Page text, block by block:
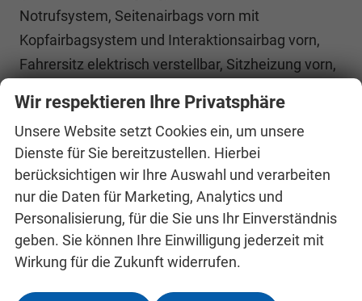
Notrufsystem, Seitenairbags vorn mit
Kopfairbagsystem und Interaktionsairbag vorn,
Fahrersitz elektrisch verstellbar, Sitzheizung vorn,
Jahre, Adaptive Geschwindigkeitsregelung ohne
Begrenzer, Audi Virtual Cockpit, Audi pre sense
front, Aufmerksamkeits- und
Müdigkeitsüberwachung, Ausweichassistent und
Abbiegeassistent, Einparkhilfe hinten,
Fernlichtassistent, Geschwindigkeitsbegrenzer,
Parkassistent plus mit Einparkhilfe mit
Wir respektieren Ihre Privatsphäre
Unsere Website setzt Cookies ein, um unsere
Dienste für Sie bereitzustellen. Hierbei
berücksichtigen wir Ihre Auswahl und verarbeiten
nur die Daten für Marketing, Analytics und
Personalisierung, für die Sie uns Ihr Einverständnis
geben. Sie können Ihre Einwilligung jederzeit mit
Wirkung für die Zukunft widerrufen.